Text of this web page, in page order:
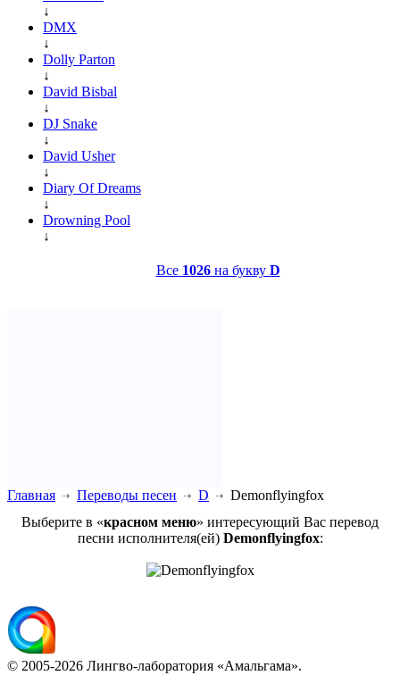
↓
DMX
↓
Dolly Parton
↓
David Bisbal
↓
DJ Snake
↓
David Usher
↓
Diary Of Dreams
↓
Drowning Pool
↓
Все 1026на букву D
Главная Переводы песен D
Demonflyingfox
Выберите в «красном меню» интересующий Вас перевод
песни исполнителя(ей) Demonflyingfox:
© 2005-2026 Лингво-лаборатория «Амальгама».